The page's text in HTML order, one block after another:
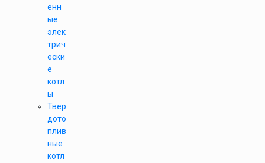
енн
ые
элек
трич
ески
е
котл
ы
Твер
дото
плив
ные
котл